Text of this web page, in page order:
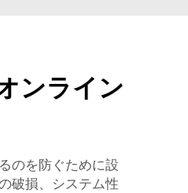
ンライン
のを防ぐために設
破損、システム性